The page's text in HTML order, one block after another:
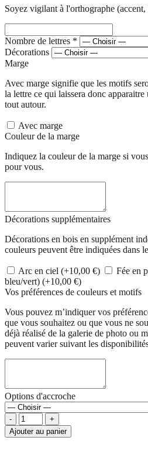
Soyez vigilant à l'orthographe (accent,
Nombre de lettres *
Décorations
Marge
Avec marge signifie que les motifs
la lettre ce qui laissera donc
tout autour.
Avec marge
Couleur de la marge
Indiquez la couleur de la marge si
pour vous.
Décorations supplémentaires
Décorations en bois en supplément
couleurs peuvent être indiquées dans
Arc en ciel (+10,00 €)
Fée en
bleu/vert) (+10,00 €)
Vos préférences de couleurs et motifs
Vous pouvez m’indiquer vos
que vous souhaitez ou que vous ne
déjà réalisé de la galerie de photo ou
peuvent varier suivant les
Options d'accroche
-
+
Ajouter au panier